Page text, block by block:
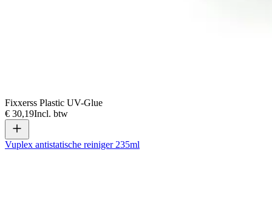
Fixxerss Plastic UV-Glue
€ 30,19Incl. btw
Vuplex antistatische reiniger 235ml